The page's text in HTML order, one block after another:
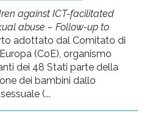
against ICT-facilitated
abuse – Follow-up to
adottato dal Comitato di
(CoE), organismo
dei 48 Stati parte della
dei bambini dallo
(...